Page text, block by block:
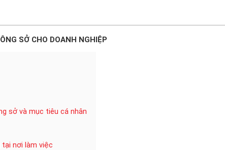
SỞ CHO DOANH NGHIỆP
sở và mục tiêu cá nhân
nơi làm việc